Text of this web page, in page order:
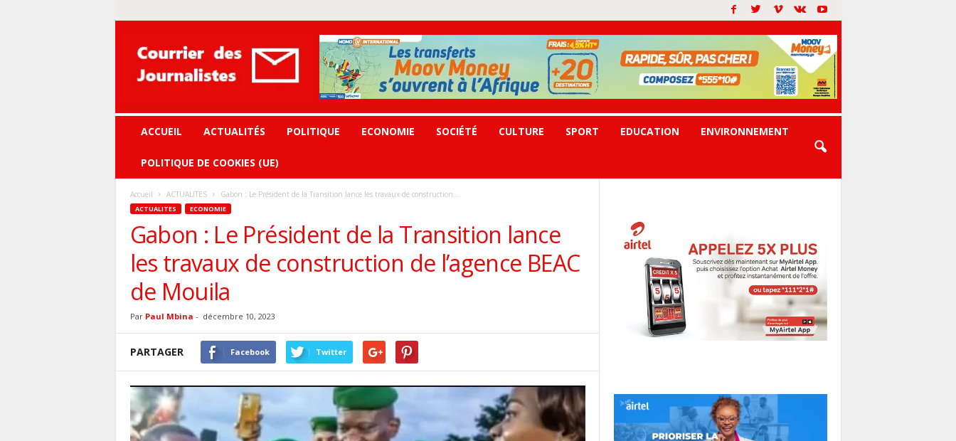
journalistes
ACCUEIL ACTUALITÉS POLITIQUE ECONOMIE SOCIÉTÉ CULTURE SPORT EDUCATION ENVIRONNEMENT
POLITIQUE DE COOKIES (UE)
Accueil ACTUALITES Gabon : Le Président de la Transition lance les travaux de construction...
ACTUALITES ECONOMIE
Gabon : Le Président de la Transition lance
les travaux de construction de l’agence BEAC
de Mouila
Par Paul Mbina - décembre 10, 2023
PARTAGER Facebook Twitter